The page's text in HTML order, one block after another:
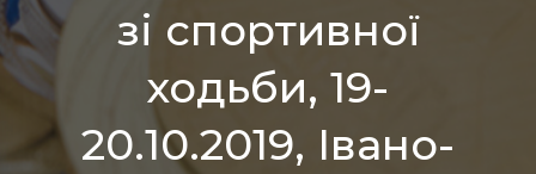
зі спортивної
ходьби, 19-
20.10.2019, Івано-